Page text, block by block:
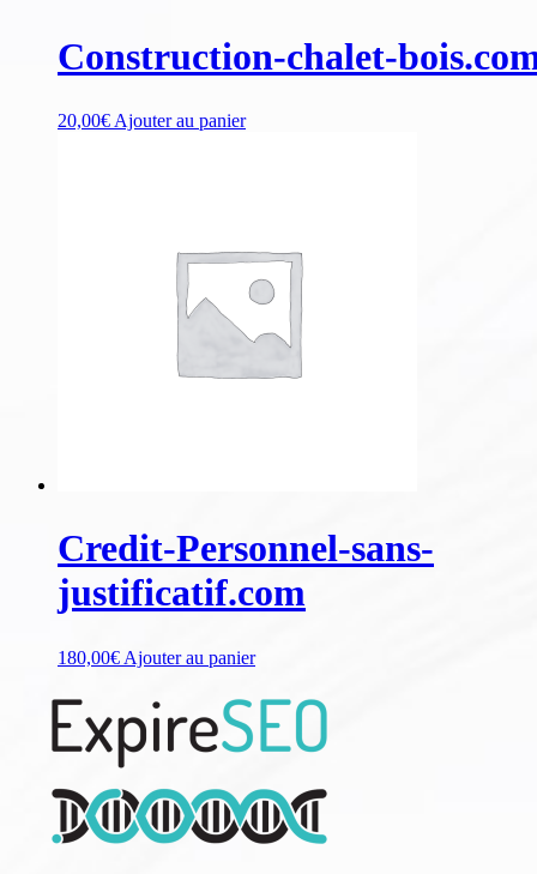
Construction-chalet-
20,00€ Ajouter au panier
Credit-Personnel-sans-
justificatif.com
180,00€ Ajouter au panier